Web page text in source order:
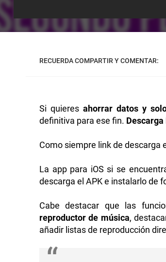
Si quieres ahorrar datos y
definitiva para ese fin.
Como siempre link de descarga
La app para iOS si se
descarga el APK e instalarlo de
Cabe destacar que las
reproductor de música,
añadir listas de reproducción